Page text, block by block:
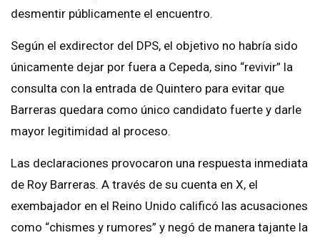
desmentir públicamente el encuentro.
Según el exdirector del DPS, el objetivo no habría sido
únicamente dejar por fuera a Cepeda, sino “revivir” la
consulta con la entrada de Quintero para evitar que
Barreras quedara como único candidato fuerte y darle
mayor legitimidad al proceso.
Las declaraciones provocaron una respuesta inmediata
de Roy Barreras. A través de su cuenta en X, el
exembajador en el Reino Unido calificó las acusaciones
como “chismes y rumores” y negó de manera tajante la